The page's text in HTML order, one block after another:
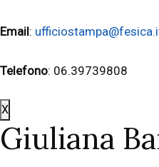
Email:
Telefono: 06.39739808
X
Giuliana